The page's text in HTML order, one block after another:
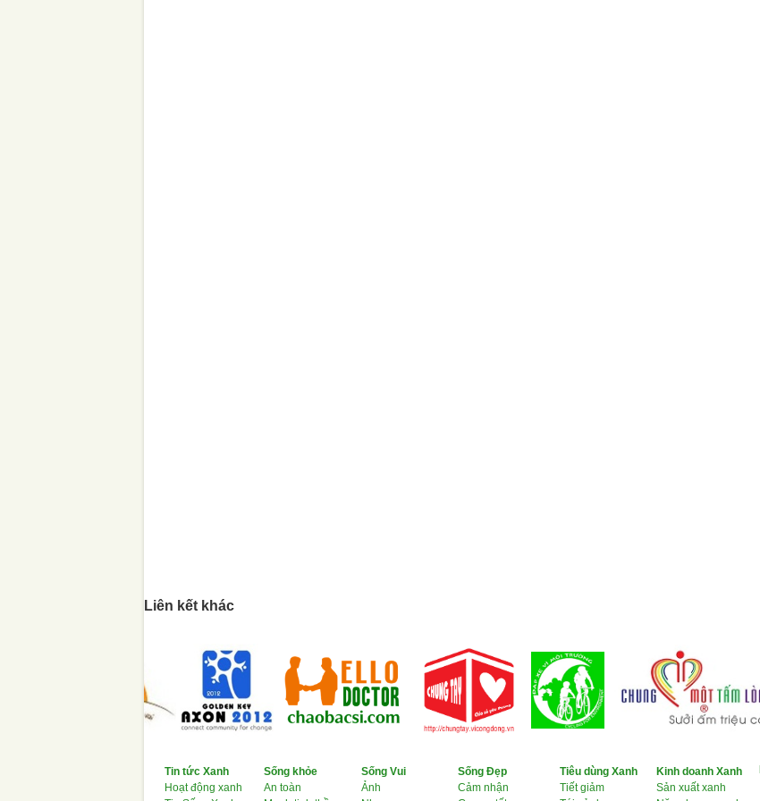
Liên kết khác
Tin tức Xanh
Hoạt động xanh
Sống khỏe
An toàn
Sống Vui
Ảnh
Sống Đẹp
Cảm nhận
Tiêu dùng Xanh
Tiết giảm
Kinh doanh Xanh
Sản xuất xanh